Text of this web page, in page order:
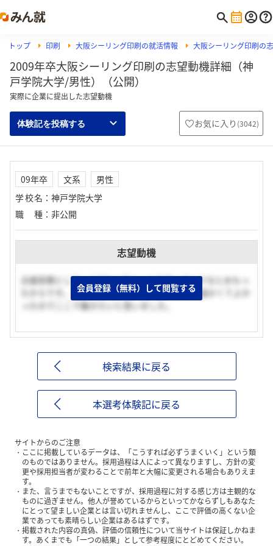
トップ 印刷 大阪シーリング印刷の就活情報 大阪シーリング印刷の
2009年卒大阪シーリング印刷の志望動機詳細（神
戸学院大学/男性）（公開）
実際に企業に提出した志望動機
体験記を投稿する お気に入り (3042)
09年卒 文系
男性
学校名 ： 神戸学院大学
職種 ： 非公開
志望動機
企画営業として、こだわってシールを作っていけるとおもっ
たからです。また、社員の方の雰囲気がすごく温かくてよか
ったのでここで働きたいと思いました。
会員登録（無料）して閲覧する
検索結果に戻る
本選考体験記に戻る
サイトからのご注意
ここに掲載しているデータは、「こうすれば必ずうまくいく」という類
のものではありません。採用過程は人によって異なりますし、方針の変
更や採用担当者が変わることで前年と大幅に変更される場合もありえま
す。
また、言うまでもないことですが、採用過程に対する感じ方は主観的な
ものに過ぎません。他人が誉めているからといってかならずしもあなた
にとって望ましい企業とは言い切れませんし、ここで評価の高くない企
業であっても素晴らしい企業はあるはずです。
掲載された内容の真偽、評価の信頼性について当サイトは保証しかねま
す。あくまでも「一つの結果」として参考程度にとどめてください。